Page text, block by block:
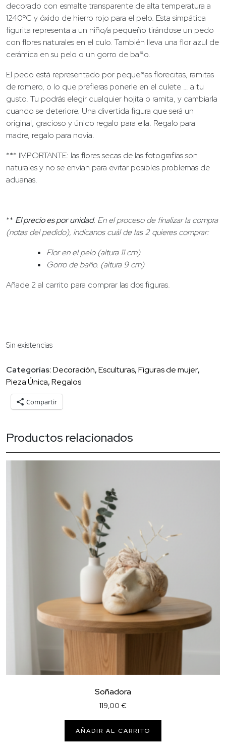
decorado con esmalte transparente de alta temperatura a
1240ºC y óxido de hierro rojo para el pelo. Esta simpática
figurita representa a un niño/a pequeño tirándose un pedo
con flores naturales en el culo. También lleva una flor azul de
cerámica en su pelo o un gorro de baño.
El pedo está representado por pequeñas florecitas, ramitas
de romero, o lo que prefieras ponerle en el culete … a tu
gusto. Tu podrás elegir cualquier hojita o ramita, y cambiarla
cuando se deteriore. Una divertida figura que será un
original, gracioso y único regalo para ella. Regalo para
madre, regalo para novia.
*** IMPORTANTE: las flores secas de las fotografías son
naturales y no se envían para evitar posibles problemas de
aduanas.
** El precio es por unidad. En el proceso de finalizar la compra
(notas del pedido), indícanos cuál de las 2 quieres comprar:
Flor en el pelo (altura 11 cm)
Gorro de baño. (altura 9 cm)
Añade 2 al carrito para comprar las dos figuras.
Sin existencias
Categorías:Decoración,Esculturas,Figuras de mujer,
Pieza Única,Regalos
Compartir
Productos relacionados
Soñadora
119,00 €
AÑADIR AL CARRITO